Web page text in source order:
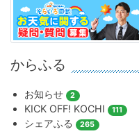
からふる
お知らせ 2
KICK OFF! KOCHI 111
シェアふる 265